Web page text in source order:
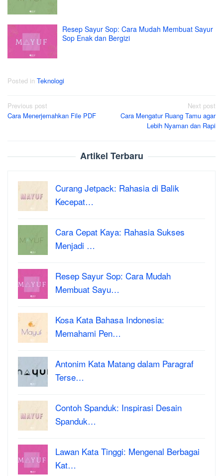
Resep Sayur Sop: Cara Mudah Membuat Sayur
Sop Enak dan Bergizi
Posted in Teknologi
Post
navigation
Previous post
Cara Menerjemahkan File PDF
Next post
Cara Mengatur Ruang Tamu agar
Lebih Nyaman dan Rapi
Artikel Terbaru
Curang Jetpack: Rahasia di Balik
Kecepat…
Cara Cepat Kaya: Rahasia Sukses
Menjadi …
Resep Sayur Sop: Cara Mudah
Membuat Sayu…
Kosa Kata Bahasa Indonesia:
Memahami Pen…
Antonim Kata Matang dalam Paragraf
Terse…
Contoh Spanduk: Inspirasi Desain
Spanduk…
Lawan Kata Tinggi: Mengenal Berbagai
Kat…